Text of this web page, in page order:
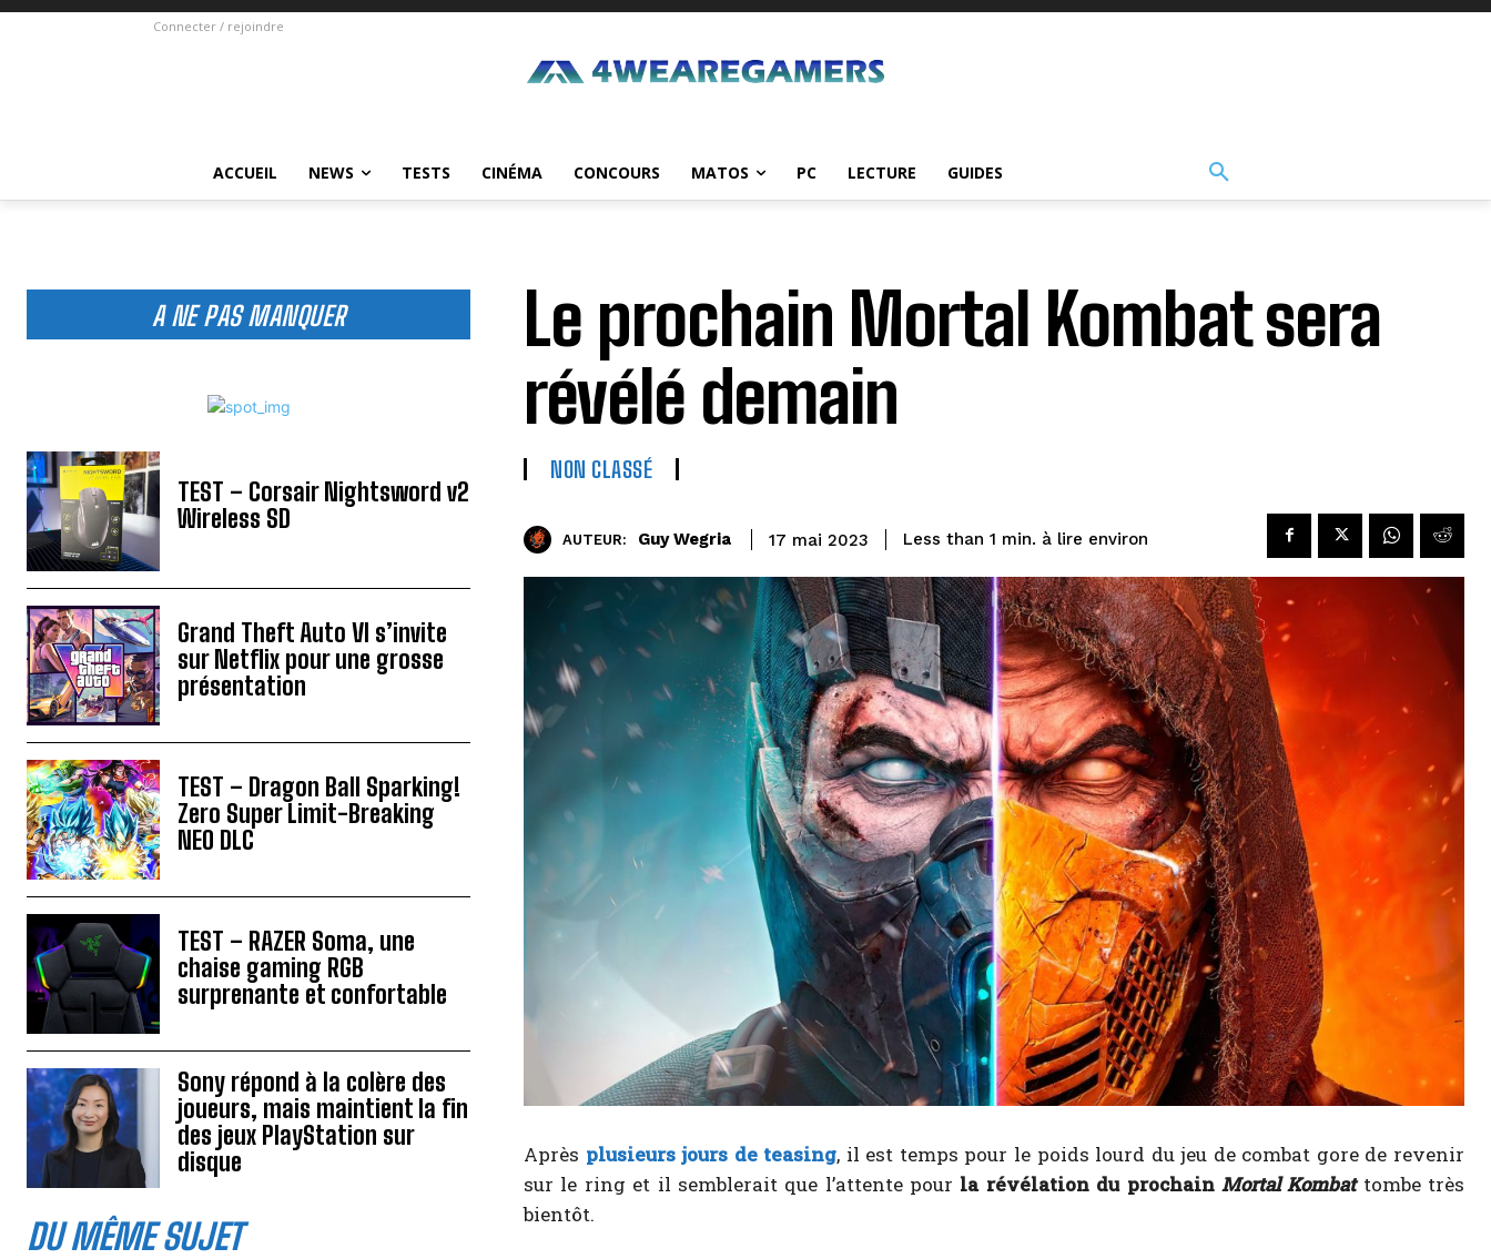
Connecter / rejoindre
ACCUEIL NEWS TESTS CINÉMA CONCOURS MATOS PC LECTURE GUIDES
A NE PAS MANQUER
TEST – Corsair Nightsword v2
Wireless SD
Grand Theft Auto VI s’invite
sur Netflix pour une grosse
présentation
TEST – Dragon Ball Sparking!
Zero Super Limit-Breaking
NEO DLC
TEST – RAZER Soma, une
chaise gaming RGB
surprenante et confortable
Sony répond à la colère des
joueurs, mais maintient la fin
des jeux PlayStation sur
disque
DU MÊME SUJET
Le prochain Mortal Kombat sera
révélé demain
NON CLASSÉ
AUTEUR: Guy Wegria 17 mai 2023 Less than 1 min. à lire environ
Après plusieurs jours de teasing, il est temps pour le poids lourd du jeu de combat gore de revenir
sur le ring et il semblerait que l’attente pour la révélation du prochain Mortal Kombattombe très
bientôt.